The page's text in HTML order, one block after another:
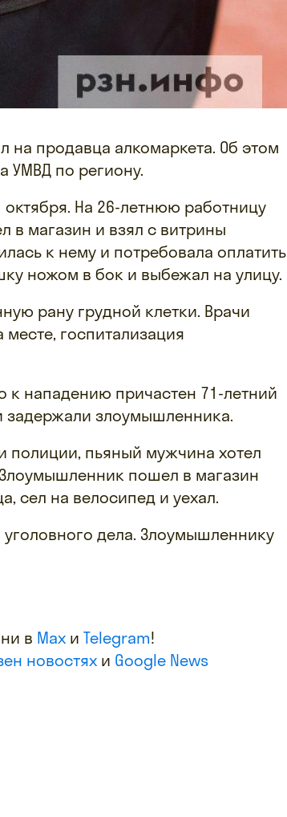
на продавца алкомаркета. Об этом
УМВД по региону.
На 26-летнюю работницу
магазин и взял с витрины
к нему и потребовала оплатить
ножом в бок и выбежал на улицу.
рану грудной клетки. Врачи
госпитализация
к нападению причастен 71-летний
задержали злоумышленника.
полиции, пьяный мужчина хотел
пошел в магазин
сел на велосипед и уехал.
дела. Злоумышленнику
в Max и Telegram!
новостях и Google News